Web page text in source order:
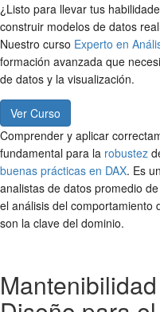
¿Listo para llevar tus
construir modelos de datos
Nuestro curso Experto en
formación avanzada que
de datos y la visualización.
Ver Curso
Comprender y aplicar
fundamental para la robustez
buenas prácticas en DAX. Es
analistas de datos promedio
el análisis del comportamiento
son la clave del dominio.